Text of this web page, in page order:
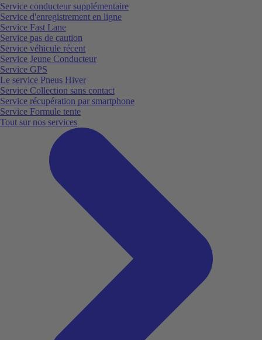
Service conducteur supplémentaire
Service d'enregistrement en ligne
Service Fast Lane
Service pas de caution
Service véhicule récent
Service Jeune Conducteur
Service GPS
Le service Pneus Hiver
Service Collection sans contact
Service récupération par smartphone
Service Formule tente
Tout sur nos services